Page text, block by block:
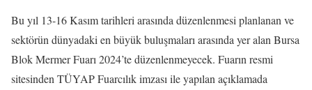
Bu yıl 13-16 Kasım tarihleri arasında düzenlenmesi planlanan ve
sektörün dünyadaki en büyük buluşmaları arasında yer alan Bursa
Blok Mermer Fuarı 2024’te düzenlenmeyecek. Fuarın resmi
sitesinden TÜYAP Fuarcılık imzası ile yapılan açıklamada